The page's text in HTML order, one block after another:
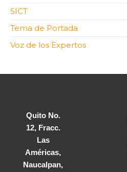
SICT
Tema de Portada
Voz de los Expertos
Quito No.
12, Fracc.
Las
Américas,
Naucalpan,